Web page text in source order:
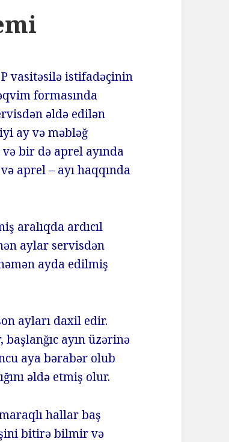
vasitəsilə istifadəçinin
formasında
əldə edilən
ay və məbləğ
bir də aprel ayında
aprel – ayı haqqında
aralıqda ardıcıl
aylar servisdən
ayda edilmiş
ayları daxil edir.
ayın üzərinə
aya bərabər olub
əldə etmiş olur.
hallar baş
bitirə bilmir və